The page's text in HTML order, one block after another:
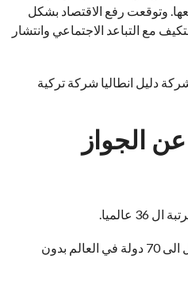
وتوقعت رفع الاقتصاد بشكل
مع التباعد الاجتماعي وانتشار
دليل انطاليا شركة تركية
الجواز
عالميا.
الجواز التركي يمكنك من الدخول الى 70 دولة في العالم بدون